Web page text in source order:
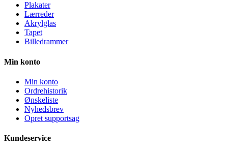
Plakater
Lærreder
Akrylglas
Tapet
Billedrammer
Min konto
Min konto
Ordrehistorik
Ønskeliste
Nyhedsbrev
Opret supportsag
Kundeservice